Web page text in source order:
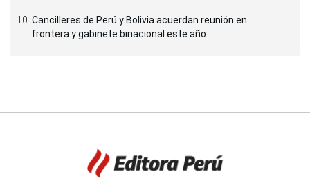
Cancilleres de Perú y Bolivia acuerdan reunión en
frontera y gabinete binacional este año